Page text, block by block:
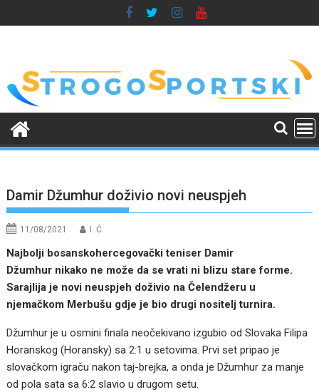
to
Damir Džumhur doživio novi neuspjeh
11/08/2021 I. Ć.
Najbolji bosanskohercegovački teniser Damir
Džumhur nikako ne može da se vrati ni blizu stare forme.
Sarajlija je novi neuspjeh doživio na Čelendžeru u
njemačkom Merbušu gdje je bio drugi nositelj turnira.
Džumhur je u osmini finala neočekivano izgubio od Slovaka Filipa
Horanskog (Horansky) sa 2:1 u setovima. Prvi set pripao je
slovačkom igraču nakon taj-brejka, a onda je Džumhur za manje
od pola sata sa 6:2 slavio u drugom setu.